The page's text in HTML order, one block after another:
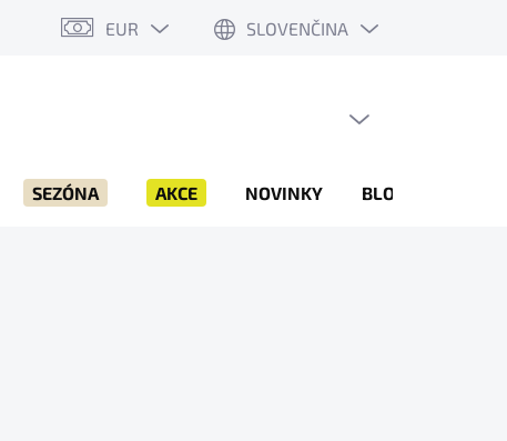
EUR SLOVENČINA
SEZÓNA AKCE NOVINKY BLOG